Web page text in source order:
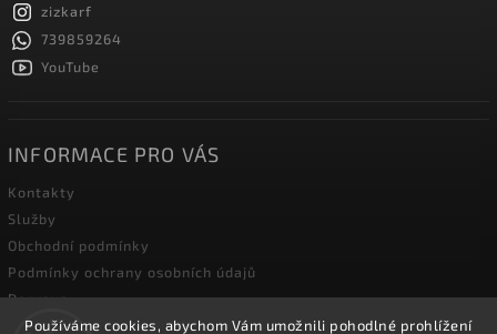
Používáme cookies, abychom Vám umožnili pohodlné prohlížení
zizkarf
739859264
YouTube
INFORMACE PRO VÁS
Kontakty
Služby
Obchodní podmínky
Podmínky ochrany osobních údajů
Doprava
Blog zahradní techniky